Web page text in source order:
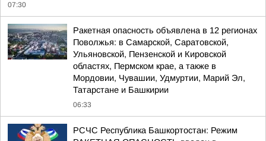
07:30
Ракетная опасность объявлена в 12 регионах
Поволжья: в Самарской, Саратовской,
Ульяновской, Пензенской и Кировской
областях, Пермском крае, а также в
Мордовии, Чувашии, Удмуртии, Марий Эл,
Татарстане и Башкирии
06:33
РСЧС Республика Башкортостан: Режим